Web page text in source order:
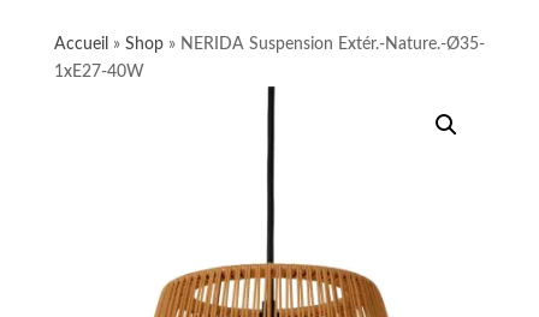
Accueil » Shop» NERIDA Suspension Extér.-Nature.-Ø35-
1xE27-40W